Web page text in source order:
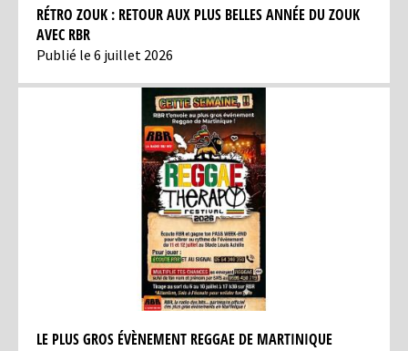
RÉTRO ZOUK : RETOUR AUX PLUS BELLES ANNÉE DU ZOUK
AVEC RBR
Publié le 6 juillet 2026
LE PLUS GROS ÉVÈNEMENT REGGAE DE MARTINIQUE